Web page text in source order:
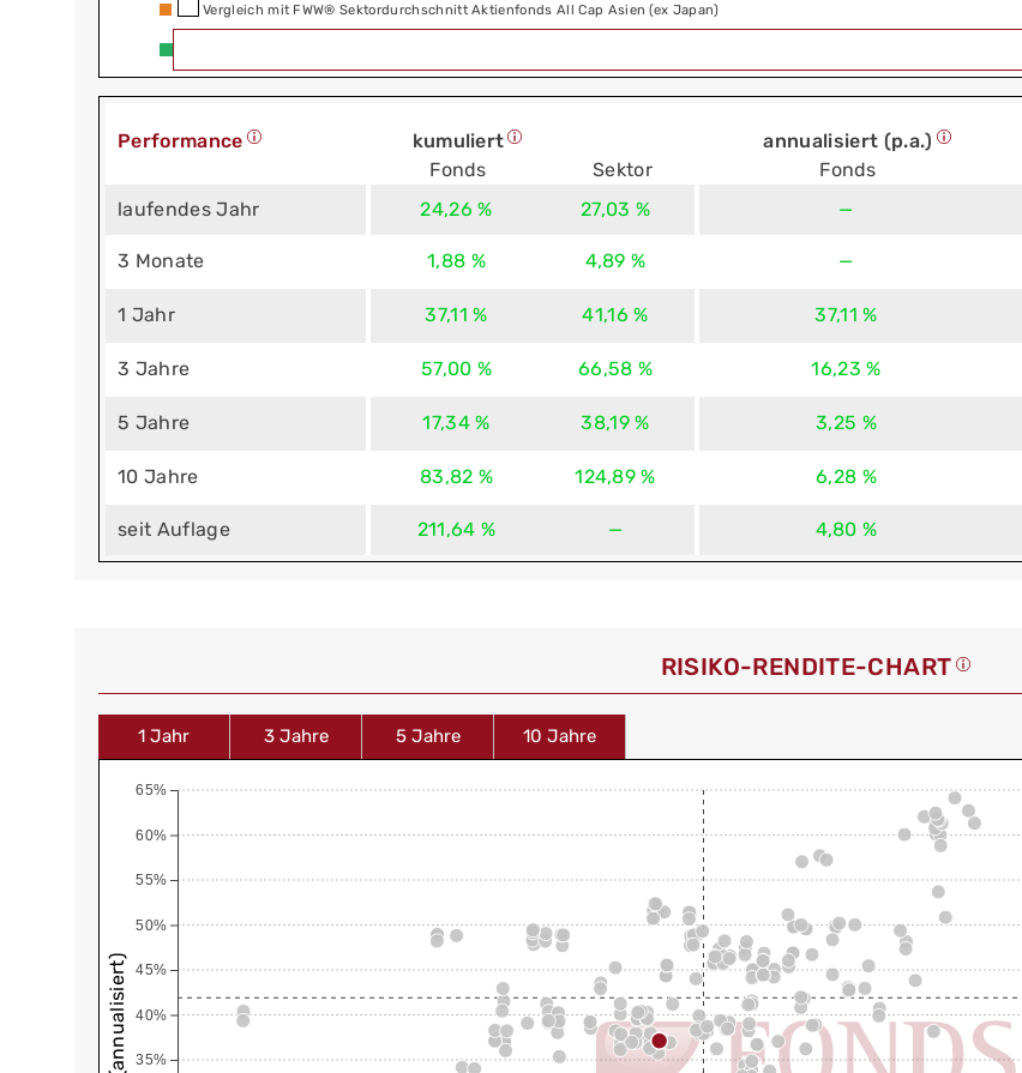
Vergleich mit FWW® Sektordurchschnitt Aktienfonds All Cap Asien (ex Japan)
Performance
kumuliert
Fonds
Sektor
annualisiert (p.a.)
Fonds
laufendes Jahr 24,26 % 27,03 % —
3 Monate 1,88 % 4,89 % —
1 Jahr 37,11 % 41,16 % 37,11 %
3 Jahre 57,00 % 66,58 % 16,23 %
5 Jahre 17,34 % 38,19 % 3,25 %
10 Jahre 83,82 % 124,89 % 6,28 %
seit Auflage 211,64 % — 4,80 %
RISIKO-RENDITE-CHART
1 Jahr 3 Jahre 5 Jahre 10 Jahre
35%
40%
45%
50%
55%
60%
65%